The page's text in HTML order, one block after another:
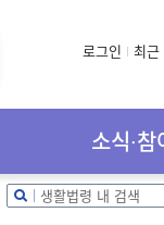
로그인 최근
소식∙참
생활법령 내 검색